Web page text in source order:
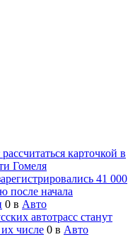
карточкой в
Гомеля
41 000
после начала
0 в Авто
автотрасс станут
числе 0 в Авто